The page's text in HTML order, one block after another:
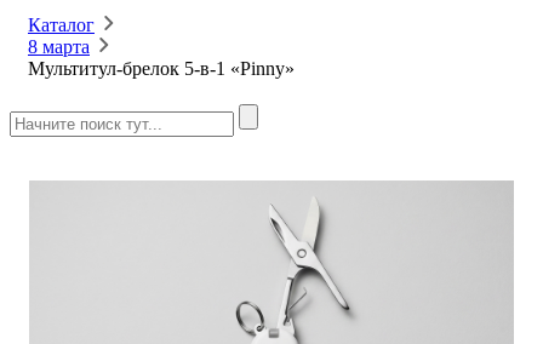
Каталог
8 марта
Мультитул-брелок 5-в-1 «Pinny»